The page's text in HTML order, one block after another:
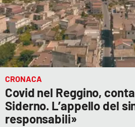
CRONACA
Covid nel Reggino,
Siderno. L’appello del
responsabili»